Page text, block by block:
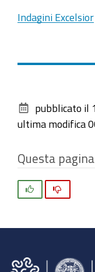
Indagini Excelsior
documento
pubblicato il
ultima modifica
Questa